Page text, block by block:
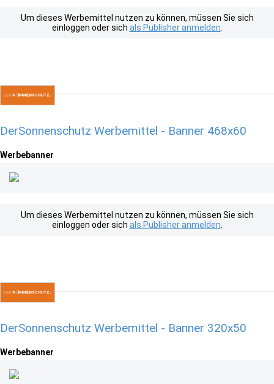
Um dieses Werbemittel nutzen zu können, müssen Sie sich
einloggen oder sich als Publisher anmelden
DerSonnenschutz Werbemittel - Banner 468x60
Werbebanner
Um dieses Werbemittel nutzen zu können, müssen Sie sich
einloggen oder sich als Publisher anmelden
DerSonnenschutz Werbemittel - Banner 320x50
Werbebanner